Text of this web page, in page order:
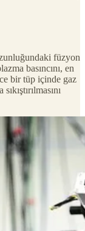
füzyon
basıncını, en
bir tüp içinde gaz